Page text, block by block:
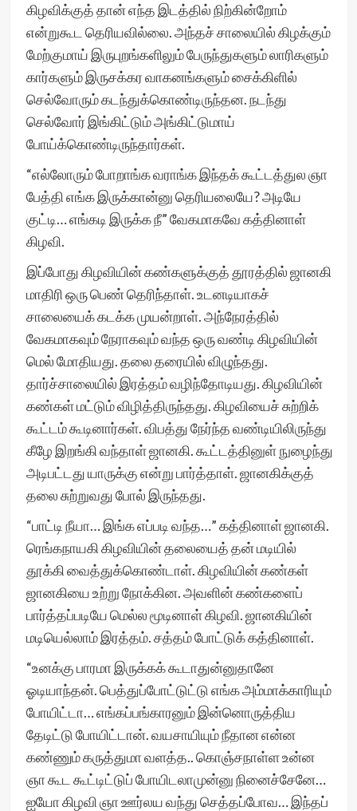
கிழவிக்குத் தான் எந்த இடத்தில் நிற்கின்றோம்
என்றுகூட தெரியவில்லை. அந்தச் சாலையில் கிழக்கும்
மேற்குமாய் இருபுறங்களிலும் பேருந்துகளும் லாரிகளும்
கார்களும் இருசக்கர வாகனங்களும் சைக்கிளில்
செல்வோரும் கடந்துக்கொண்டிருந்தன. நடந்து
செல்வோர் இங்கிட்டும் அங்கிட்டுமாய்
போய்க்கொண்டிருந்தார்கள்.
“எல்லோரும் போறாங்க வராங்க இந்தக் கூட்டத்துல ஞா
பேத்தி எங்க இருக்கான்னு தெரியலையே? அடியே
குட்டி… எங்கடி இருக்க நீ” வேகமாகவே கத்தினாள்
கிழவி.
இப்போது கிழவியின் கண்களுக்குத் தூரத்தில் ஜானகி
மாதிரி ஒரு பெண் தெரிந்தாள். உடனடியாகச்
சாலையைக் கடக்க முயன்றாள். அந்நேரத்தில்
வேகமாகவும் நேராகவும் வந்த ஒரு வண்டி கிழவியின்
மெல் மோதியது. தலை தரையில் விழுந்தது.
தார்ச்சாலையில் இரத்தம் வழிந்தோடியது. கிழவியின்
கண்கள் மட்டும் விழித்திருந்தது. கிழவியைச் சுற்றிக்
கூட்டம் கூடினார்கள். விபத்து நேர்ந்த வண்டியிலிருந்து
கீழே இறங்கி வந்தாள் ஜானகி. கூட்டத்தினுள் நுழைந்து
அடிபட்டது யாருக்கு என்று பார்த்தாள். ஜானகிக்குத்
தலை சுற்றுவது போல் இருந்தது.
“பாட்டி நீயா… இங்க எப்படி வந்த…” கத்தினாள் ஜானகி.
ரெங்கநாயகி கிழவியின் தலையைத் தன் மடியில்
தூக்கி வைத்துக்கொண்டாள். கிழவியின் கண்கள்
ஜானகியை உற்று நோக்கின. அவளின் கண்களைப்
பார்த்தப்படியே மெல்ல மூடினாள் கிழவி. ஜானகியின்
மடியெல்லாம் இரத்தம். சத்தம் போட்டுக் கத்தினாள்.
“உனக்கு பாரமா இருக்கக் கூடாதுன்னுதானே
ஓடியாந்தன். பெத்துப்போட்டுட்டு எங்க அம்மாக்காரியும்
போயிட்டா… எங்கப்பங்காரனும் இன்னொருத்திய
தேடிட்டு போயிட்டான். வயசாயியும் நீதான என்ன
கண்ணும் கருத்துமா வளத்த.. கொஞ்சநாள்ள உன்ன
ஞா கூட கூட்டிட்டுப் போயிடலாமுன்னு நினைச்சேனே…
ஐயோ கிழவி ஞா ஊர்லய வந்து செத்தப்போவ… இந்தப்